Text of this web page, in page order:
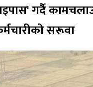
गर्दै
सरूवा